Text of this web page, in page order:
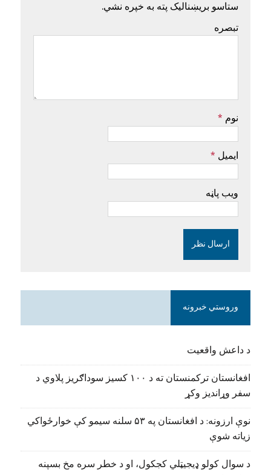
ستاسو بریښنالیک پته به خپره نشي.
تبصره
نوم *
ایمیل *
ویب پاڼه
وروستي خبرونه
د داعش واقعیت
افغانستان ترکمنستان ته د ۱۰۰ کسیز سوداګریز پلاوي د
سفر وړاندیز وکړ
نوې ارزونه: د افغانستان په ۵۳ سلنه سیمو کې خوارځواکي
زیاته شوې
د سوال کولو ډیجیټلي کجکول، او د خطر سره مخ بسپنه